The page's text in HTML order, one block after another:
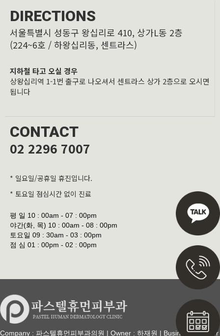
DIRECTIONS
서울특별시 성동구 왕십리로 410, 상가L동 2층
(224~6호 / 하왕십리동, 센트라스)
지하철 타고 오실 경우
상왕십리역 1-1번 출구로 나오셔서 센트라스 상가 2층으로 오시면
됩니다
CONTACT
02 2296 7007
* 일요일/공휴일 휴진입니다.
* 토요일 점심시간 없이 진료
평 일 10 : 00am - 07 : 00pm
야간(화, 목) 10 : 00am - 08 : 00pm
토요일 09 : 30am - 03 : 00pm
점 심 01 : 00pm - 02 : 00pm
Company : 파스텔휴먼피부과의원 | Owner : 하재원 | Business Number